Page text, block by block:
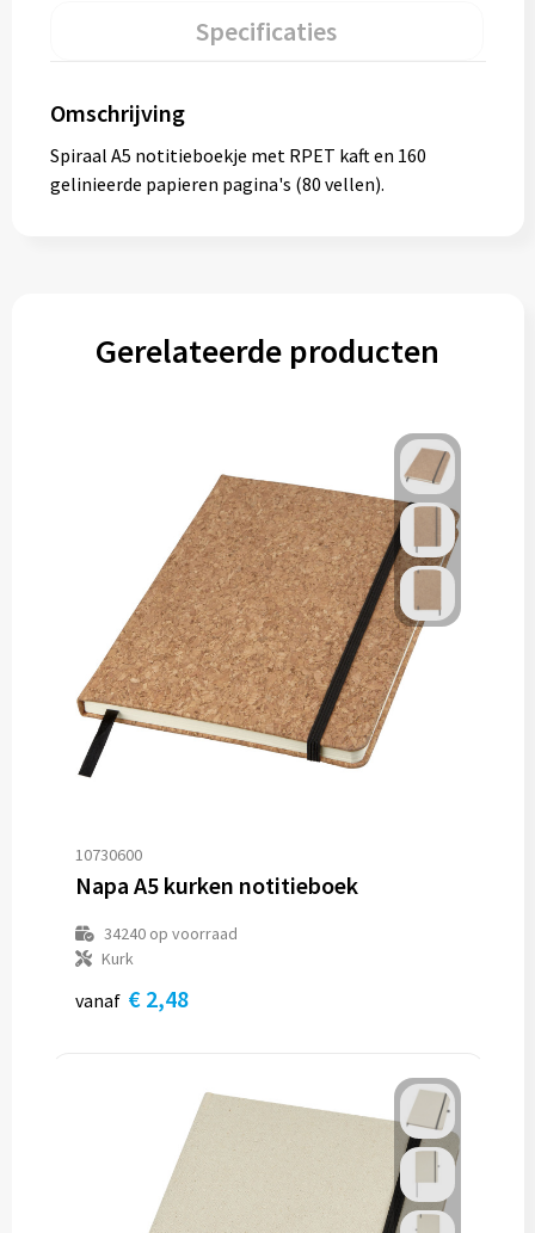
Specificaties
Omschrijving
Spiraal A5 notitieboekje met RPET kaft en 160
gelinieerde papieren pagina's (80 vellen).
Gerelateerde producten
10730600
Napa A5 kurken notitieboek
34240op voorraad
Kurk
vanaf € 2,48